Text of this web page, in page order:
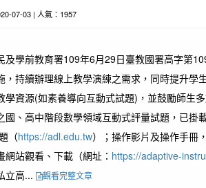
07-03 | 人氣：1957
及學前教育署109年6月29日臺教國署高字第
，持續辦理線上教學演練之需求，同時提升學
學資源(如素養導向互動式試題)，並鼓勵師生
國、高中階段數學領域互動式評量試題，已掛
（https://adl.edu.tw）；操作影片及操作手冊
站觀看、下載（網址： https://adaptive-
立高...
觀看完整文章